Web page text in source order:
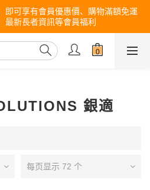
即可享有會員優惠價、購物滿額免運
最新長者資訊等會員福利
銀適
每页显示 72 个